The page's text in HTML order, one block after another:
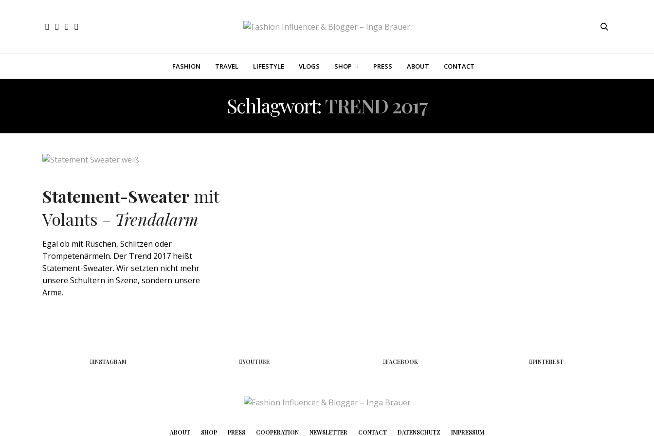
FASHION TRAVEL LIFESTYLE VLOGS SHOP PRESS ABOUT CONTACT
Schlagwort:TREND 2017
Statement-Sweater mit
Volants – Trendalarm
Egal ob mit Rüschen, Schlitzen oder
Trompetenärmeln. Der Trend 2017 heißt
Statement-Sweater. Wir setzten nicht mehr
unsere Schultern in Szene, sondern unsere
Arme.
INSTAGRAM YOUTUBE FACEBOOK PINTEREST
ABOUT SHOP PRESS COOPERATION NEWSLETTER CONTACT DATENSCHUTZ IMPRESSUM